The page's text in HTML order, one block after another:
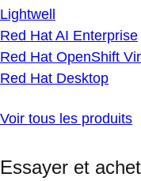
Lightwell
Red Hat AI Enterprise
Red Hat OpenShift
Red Hat Desktop
Voir tous les produits
Essayer et